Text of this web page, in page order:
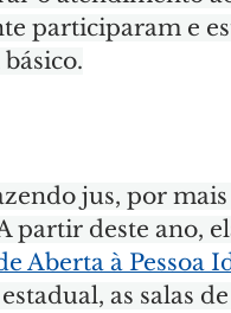
participaram e
jus, por
partir deste ano,
Aberta à Pessoa
as salas